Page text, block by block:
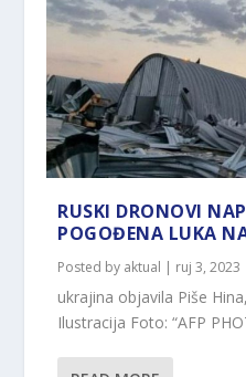
RUSKI DRONOVI
POGOĐENA LUKA
Posted by aktual | ruj 3, 2023
ukrajina objavila Piše
Ilustracija Foto: “AFP